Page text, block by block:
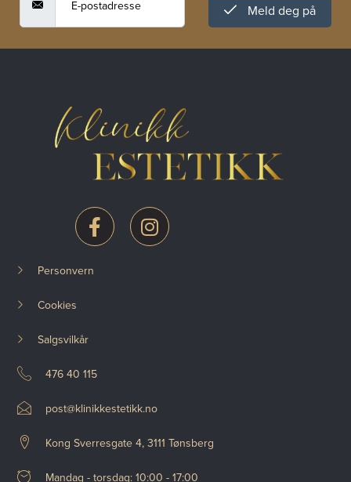
Meld deg på
Personvern
Cookies
Salgsvilkår
476 40 115
post@klinikkestetikk.no
Kong Sverresgate 4, 3111 Tønsberg
Mandag - torsdag: 10:00 - 17:00